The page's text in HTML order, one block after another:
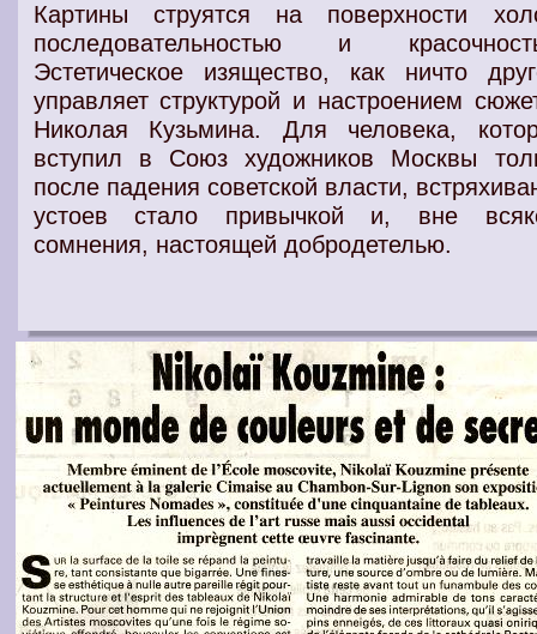
Картины струятся на поверхности
последовательностью и
Эстетическое изящество, как ничто
управляет структурой и настроением
Николая Кузьмина. Для человека,
вступил в Союз художников Москвы
после падения советской власти,
устоев стало привычкой и, вне
сомнения, настоящей добродетелью.